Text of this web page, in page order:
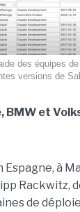
des équipes
versions de
et
à
Rackwitz,
de